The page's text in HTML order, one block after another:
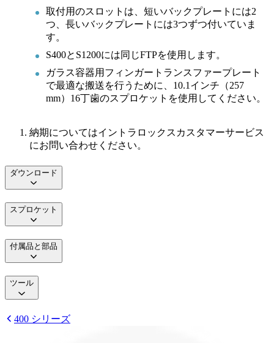
取付用のスロットは、短いバックプレートには2
つ、長いバックプレートには3つずつ付いていま
す。
S400とS1200には同じFTPを使用します。
ガラス容器用フィンガートランスファープレート
で最適な搬送を行うために、10.1インチ（257
mm）16丁歯のスプロケットを使用してください。
納期についてはイントラロックスカスタマーサービス
にお問い合わせください。
ダウンロード
スプロケット
付属品と部品
ツール
400 シリーズ